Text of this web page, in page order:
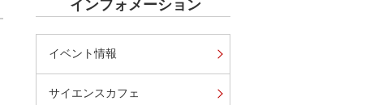
インフォメーション
イベント情報
サイエンスカフェ